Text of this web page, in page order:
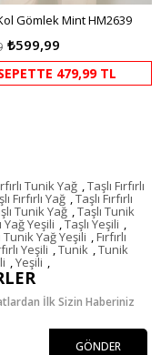
Gömlek Mint HM2639
₺599,99
479,99 TL
Tunik Yağ ,Taşlı Fırfırlı
Fırfırlı Yağ ,Taşlı Fırfırlı
Tunik Yağ ,Taşlı Tunik
Yağ Yeşili ,Taşlı Yeşili ,
Tunik Yağ Yeşili ,Fırfırlı
Yeşili ,Tunik ,Tunik
,Yeşili ,
İlk Sizin Haberiniz
GÖNDER